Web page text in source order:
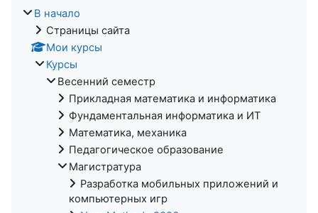
В начало
Страницы сайта
Мои курсы
Курсы
Весенний семестр
Прикладная математика и информатика
Фундаментальная информатика и ИТ
Математика, механика
Педагогическое образование
Магистратура
Разработка мобильных приложений и
компьютерных игр